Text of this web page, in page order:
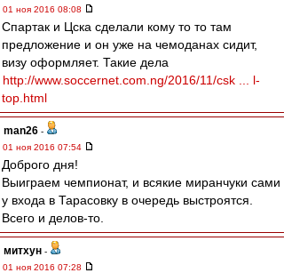
01 ноя 2016 08:08
Спартак и Цска сделали кому то то там
предложение и он уже на чемоданах сидит,
визу оформляет. Такие дела
http://www.soccernet.com.ng/2016/11/csk ... l-
top.html
man26 -
01 ноя 2016 07:54
Доброго дня!
Выиграем чемпионат, и всякие миранчуки сами
у входа в Тарасовку в очередь выстроятся.
Всего и делов-то.
митхун -
01 ноя 2016 07:28